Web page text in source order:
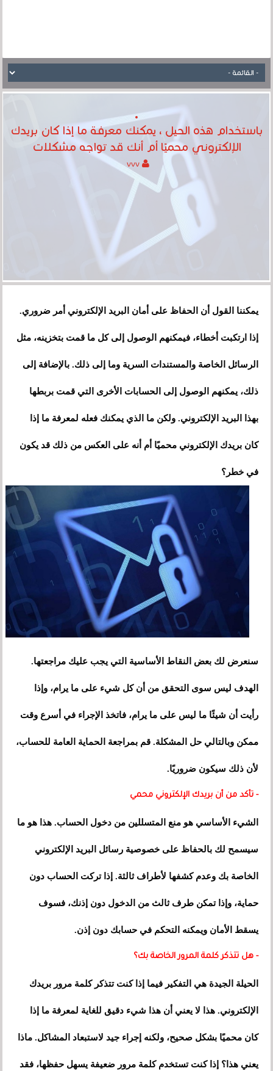
باستخدام هذه الحيل ، يمكنك معرفة ما إذا كان بريدك
الإلكتروني محميًا أم أنك قد تواجه مشكلات
vvv
يمكننا القول أن الحفاظ على أمان البريد الإلكتروني أمر ضروري.
إذا ارتكبت أخطاء، فيمكنهم الوصول إلى كل ما قمت بتخزينه، مثل
الرسائل الخاصة والمستندات السرية وما إلى ذلك. بالإضافة إلى
ذلك، يمكنهم الوصول إلى الحسابات الأخرى التي قمت بربطها
بهذا البريد الإلكتروني. ولكن ما الذي يمكنك فعله لمعرفة ما إذا
كان بريدك الإلكتروني محميًا أم أنه على العكس من ذلك قد يكون
في خطر؟
سنعرض لك بعض النقاط الأساسية التي يجب عليك مراجعتها.
الهدف ليس سوى التحقق من أن كل شيء على ما يرام، وإذا
رأيت أن شيئًا ما ليس على ما يرام، فاتخذ الإجراء في أسرع وقت
ممكن وبالتالي حل المشكلة. قم بمراجعة الحماية العامة للحساب،
لأن ذلك سيكون ضروريًا.
- تأكد من أن بريدك الإلكتروني محمي
الشيء الأساسي هو منع المتسللين من دخول الحساب. هذا هو ما
سيسمح لك بالحفاظ على خصوصية رسائل البريد الإلكتروني
الخاصة بك وعدم كشفها لأطراف ثالثة. إذا تركت الحساب دون
حماية، وإذا تمكن طرف ثالث من الدخول دون إذنك، فسوف
يسقط الأمان ويمكنه التحكم في حسابك دون إذن.
- هل تتذكر كلمة المرور الخاصة بك؟
الحيلة الجيدة هي التفكير فيما إذا كنت تتذكر كلمة مرور بريدك
الإلكتروني. هذا لا يعني أن هذا شيء دقيق للغاية لمعرفة ما إذا
كان محميًا بشكل صحيح، ولكنه إجراء جيد لاستبعاد المشاكل. ماذا
يعني هذا؟ إذا كنت تستخدم كلمة مرور ضعيفة يسهل حفظها، فقد